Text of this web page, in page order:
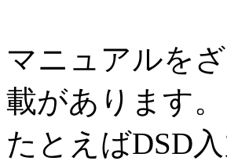
マニュアルを
載があります。
たとえばDSD